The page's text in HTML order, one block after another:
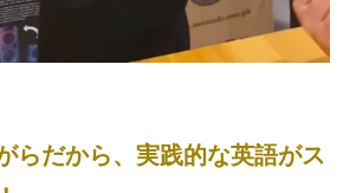
らだから、実践的な英語がス